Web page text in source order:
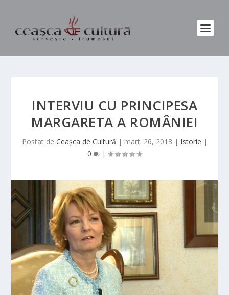
INTERVIU CU PRINCIPESA
MARGARETA A ROMÂNIEI
Postat de Ceașca de Cultură | mart. 26, 2013 | Istorie |
0
|